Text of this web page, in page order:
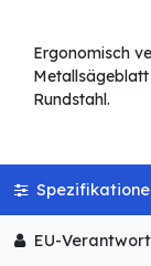
Ergonomisch
Rundstahl.
EU-